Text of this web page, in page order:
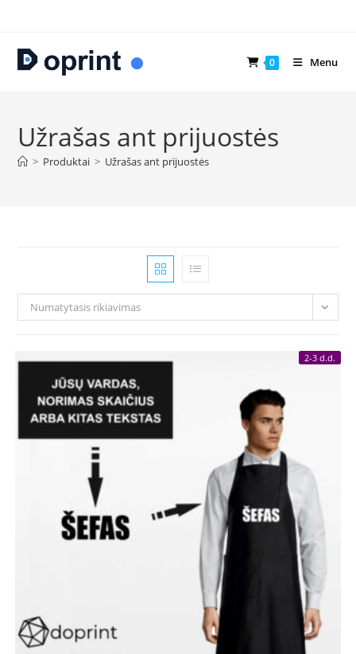
content
0 Menu
Užrašas ant prijuostės
> Produktai > Užrašas ant prijuostės
Numatytasis rikiavimas
2-3 d.d.